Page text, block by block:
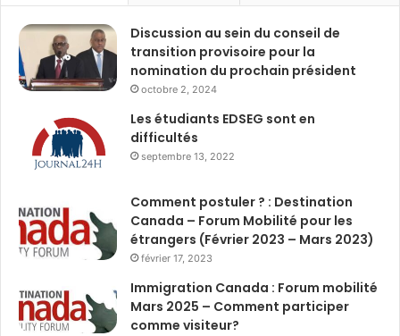
Discussion au sein du conseil de
transition provisoire pour la
nomination du prochain président
octobre 2, 2024
Les étudiants EDSEG sont en
difficultés
septembre 13, 2022
Comment postuler ? : Destination
Canada – Forum Mobilité pour les
étrangers (Février 2023 – Mars 2023)
février 17, 2023
Immigration Canada : Forum mobilité
Mars 2025 – Comment participer
comme visiteur?